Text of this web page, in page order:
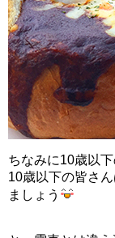
ちなみに10歳以
10歳以下の皆さ
ましょう